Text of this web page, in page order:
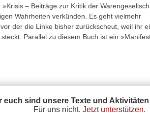
– Beiträge zur Kritik der
Wahrheiten verkünden. Es geht vielmehr
der die Linke bisher zurückscheut, weil ihr
Parallel zu diesem Buch ist ein
euch sind unsere Texte und
Für uns nicht. Jetzt unterstützen.